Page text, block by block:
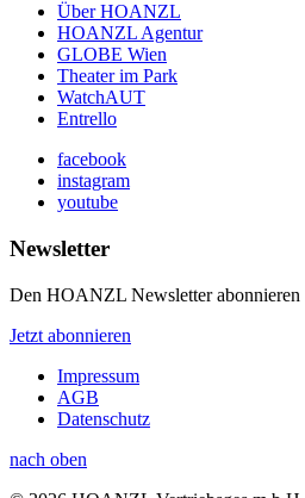
Über HOANZL
HOANZL Agentur
GLOBE Wien
Theater im Park
WatchAUT
Entrello
facebook
instagram
youtube
Newsletter
Den HOANZL Newsletter abonnieren
Jetzt abonnieren
Impressum
AGB
Datenschutz
nach oben